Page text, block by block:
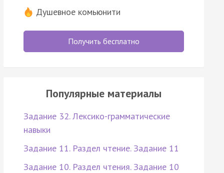
Душевное комьюнити
Получить бесплатно
Популярные материалы
Задание 32. Лексико-грамматические
навыки
Задание 11. Раздел чтение. Задание 11
Задание 10. Раздел чтения. Задание 10